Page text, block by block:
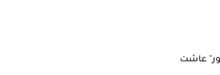
عاشت